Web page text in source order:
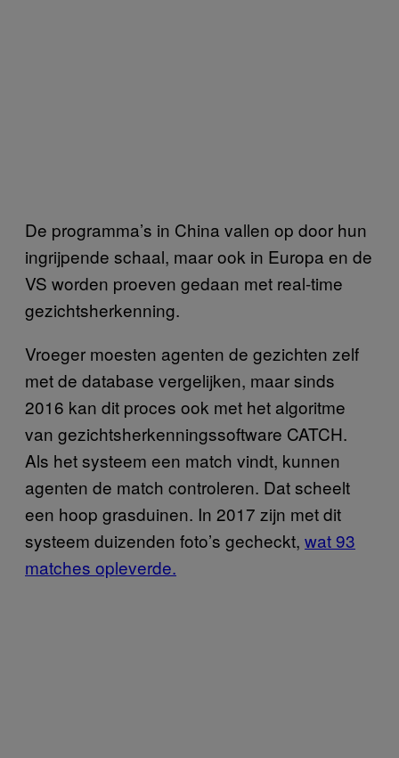
De programma’s in China vallen op door hun
ingrijpende schaal, maar ook in Europa en de
VS worden proeven gedaan met real-time
gezichtsherkenning.
Vroeger moesten agenten de gezichten zelf
met de database vergelijken, maar sinds
2016 kan dit proces ook met het algoritme
van gezichtsherkenningssoftware CATCH.
Als het systeem een match vindt, kunnen
agenten de match controleren. Dat scheelt
een hoop grasduinen. In 2017 zijn met dit
systeem duizenden foto’s gecheckt, wat 93
matches opleverde.